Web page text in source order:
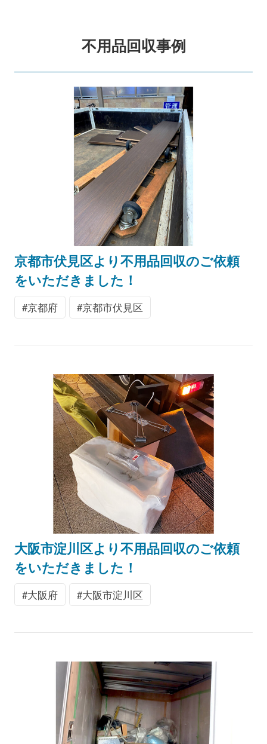
不用品回収事例
京都市伏見区より不用品回収のご依頼
をいただきました！
京都府 京都市伏見区
大阪市淀川区より不用品回収のご依頼
をいただきました！
大阪府 大阪市淀川区